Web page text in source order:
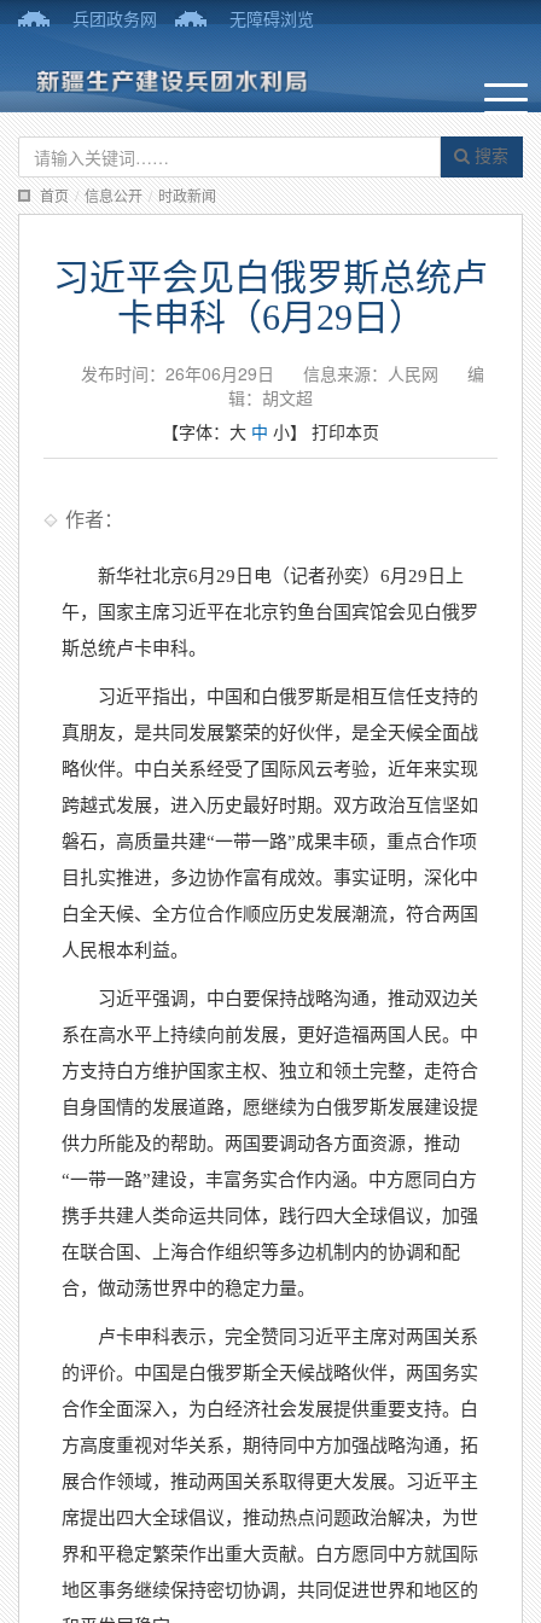
兵团政务网 无障碍浏览
搜索
首页 / 信息公开 / 时政新闻
习近平会见白俄罗斯总统卢
卡申科（6月29日）
发布时间：26年06月29日 信息来源：人民网
编
辑：胡文超
【字体： 大 中 小】 打印本页
作者：
新华社北京6月29日电（记者孙奕）6月29日上
午，国家主席习近平在北京钓鱼台国宾馆会见白俄罗
斯总统卢卡申科。
习近平指出，中国和白俄罗斯是相互信任支持的
真朋友，是共同发展繁荣的好伙伴，是全天候全面战
略伙伴。中白关系经受了国际风云考验，近年来实现
跨越式发展，进入历史最好时期。双方政治互信坚如
磐石，高质量共建“一带一路”成果丰硕，重点合作项
目扎实推进，多边协作富有成效。事实证明，深化中
白全天候、全方位合作顺应历史发展潮流，符合两国
人民根本利益。
习近平强调，中白要保持战略沟通，推动双边关
系在高水平上持续向前发展，更好造福两国人民。中
方支持白方维护国家主权、独立和领土完整，走符合
自身国情的发展道路，愿继续为白俄罗斯发展建设提
供力所能及的帮助。两国要调动各方面资源，推动
“一带一路”建设，丰富务实合作内涵。中方愿同白方
携手共建人类命运共同体，践行四大全球倡议，加强
在联合国、上海合作组织等多边机制内的协调和配
合，做动荡世界中的稳定力量。
卢卡申科表示，完全赞同习近平主席对两国关系
的评价。中国是白俄罗斯全天候战略伙伴，两国务实
合作全面深入，为白经济社会发展提供重要支持。白
方高度重视对华关系，期待同中方加强战略沟通，拓
展合作领域，推动两国关系取得更大发展。习近平主
席提出四大全球倡议，推动热点问题政治解决，为世
界和平稳定繁荣作出重大贡献。白方愿同中方就国际
地区事务继续保持密切协调，共同促进世界和地区的